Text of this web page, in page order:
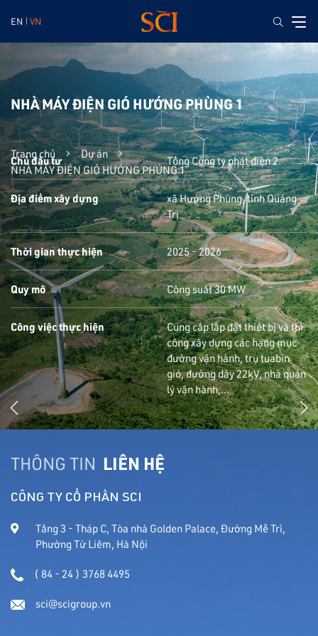
EN VN
Trang chủ
Dự án
NHÀ MÁY ĐIỆN GIÓ HƯỚNG PHÙNG 1
NHÀ MÁY ĐIỆN GIÓ HƯỚNG PHÙNG 1
Chủ đầu tư Tổng Công ty phát điện 2
Địa điểm xây dựng
xã Hướng Phùng, tỉnh Quảng
Trị
Thời gian thực hiện 2025 - 2026
Quy mô Công suất 30 MW
Công việc thực hiện
Cung cấp lắp đặt thiết bị và thi
công xây dựng các hạng mục
đường vận hành, trụ tuabin
gió, đường dây 22kV, nhà quản
lý vận hành,...
THÔNG TIN LIÊN HỆ
CÔNG TY CỔ PHẦN SCI
Tầng 3 - Tháp C, Tòa nhà Golden Palace, Đường Mễ Trì,
Phường Từ Liêm, Hà Nội
( 84 - 24 ) 3768 4495
sci@scigroup.vn